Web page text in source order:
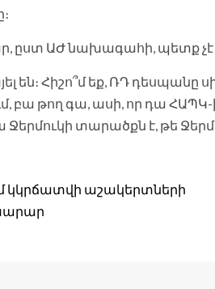
ըստ ԱԺ նախագահի, պետք չէ
են։ Հիշո՞մ եք, ՌԴ
բա թող գա, ասի, որ դա ՀԱՊԿ-
Ջերմուկի տարածքն է, թե
կկրճատվի աշակերտների